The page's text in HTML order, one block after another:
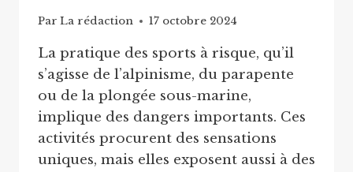
Par La rédaction 17 octobre 2024
La pratique des sports à risque, qu’il
s’agisse de l’alpinisme, du parapente
ou de la plongée sous-marine,
implique des dangers importants. Ces
activités procurent des sensations
uniques, mais elles exposent aussi à des